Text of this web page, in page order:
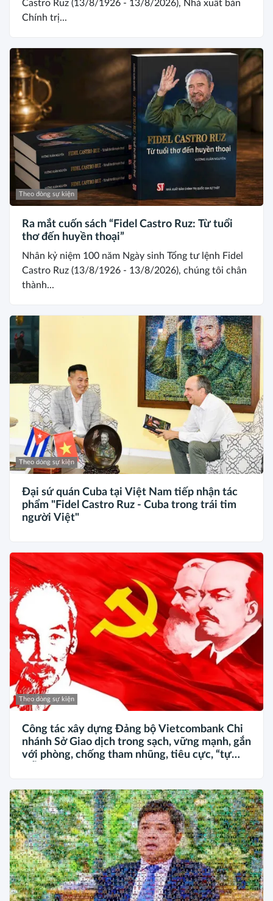
Castro Ruz (13/8/1926 - 13/8/2026), Nhà xuất bản
Chính trị...
Theo dòng sự kiện
Ra mắt cuốn sách “Fidel Castro Ruz: Từ tuổi
thơ đến huyền thoại”
Nhân kỷ niệm 100 năm Ngày sinh Tổng tư lệnh Fidel
Castro Ruz (13/8/1926 - 13/8/2026), chúng tôi chân
thành...
Theo dòng sự kiện
Đại sứ quán Cuba tại Việt Nam tiếp nhận tác
phẩm "Fidel Castro Ruz - Cuba trong trái tim
người Việt"
Theo dòng sự kiện
Công tác xây dựng Đảng bộ Vietcombank Chi
nhánh Sở Giao dịch trong sạch, vững mạnh, gắn
với phòng, chống tham nhũng, tiêu cực, “tự